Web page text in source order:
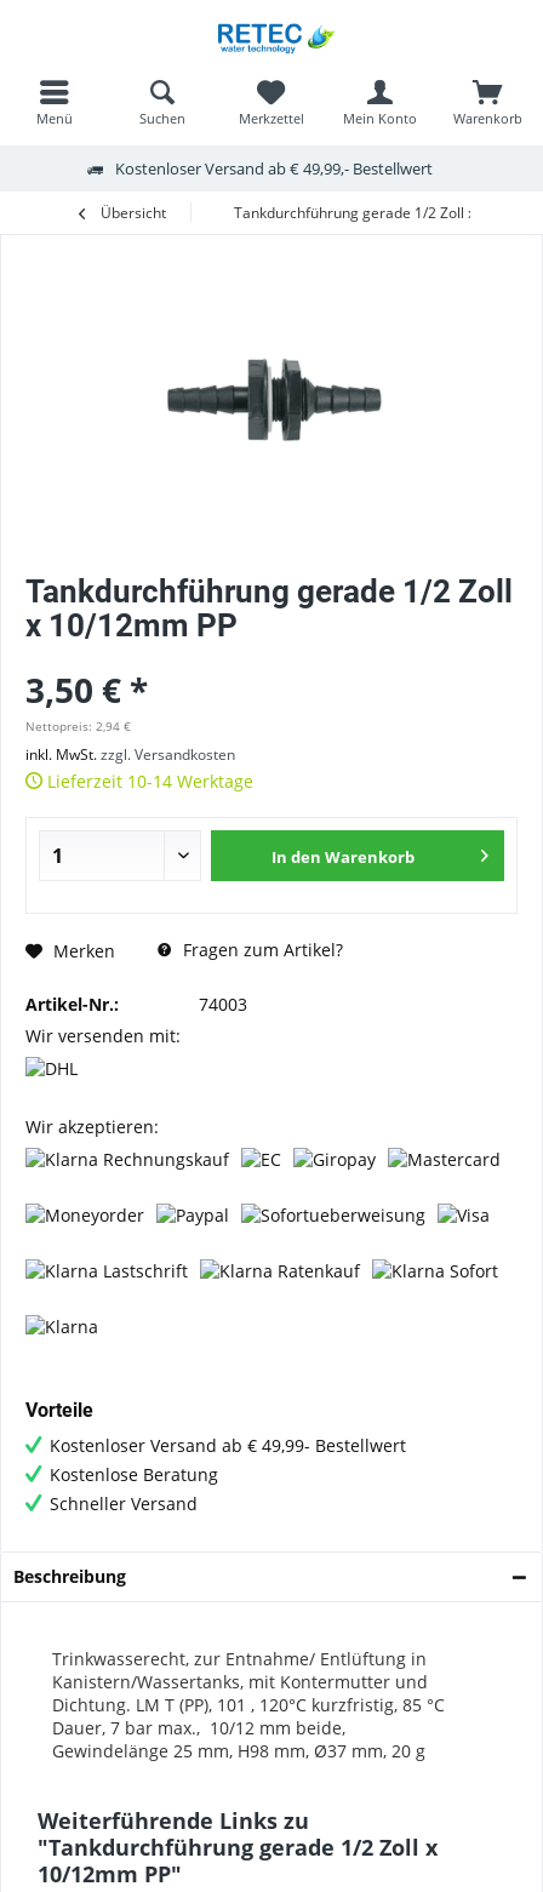
Kostenloser Versand ab € 49,99,- Bestellwert
Menü Warenkorb
Merkzettel Mein Konto
Suchen
Übersicht Tankdurchführung gerade 1/2 Zoll x 10/
Tankdurchführung gerade 1/2 Zoll
x 10/12mm PP
3,50 € *
Nettopreis: 2,94 €
inkl. MwSt.zzgl. Versandkosten
Lieferzeit 10-14 Werktage
In den Warenkorb
Merken Fragen zum Artikel?
Artikel-Nr.:
74003
Wir versenden mit:
Wir akzeptieren:
Vorteile
Kostenloser Versand ab € 49,99- Bestellwert
Kostenlose Beratung
Schneller Versand
Beschreibung
Trinkwasserecht, zur Entnahme/ Entlüftung in
Kanistern/Wassertanks, mit Kontermutter und
Dichtung. LM T (PP), 101 , 120°C kurzfristig, 85 °C
Dauer, 7 bar max., 10/12 mm beide,
Gewindelänge 25 mm, H98 mm, Ø37 mm, 20 g
Weiterführende Links zu
"Tankdurchführung gerade 1/2 Zoll x
10/12mm PP"